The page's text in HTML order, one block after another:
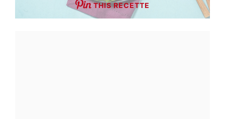
THIS RECETTE